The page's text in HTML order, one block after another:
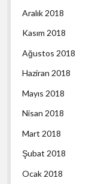
Aralık 2018
Kasım 2018
Ağustos 2018
Haziran 2018
Mayıs 2018
Nisan 2018
Mart 2018
Şubat 2018
Ocak 2018